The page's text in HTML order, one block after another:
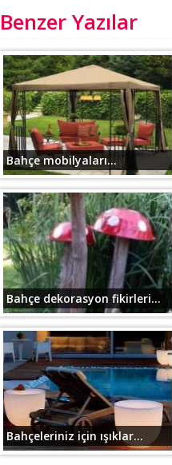
Benzer Yazılar
Bahçe mobilyaları...
Bahçe dekorasyon fikirleri...
Bahçeleriniz için ışıklar...